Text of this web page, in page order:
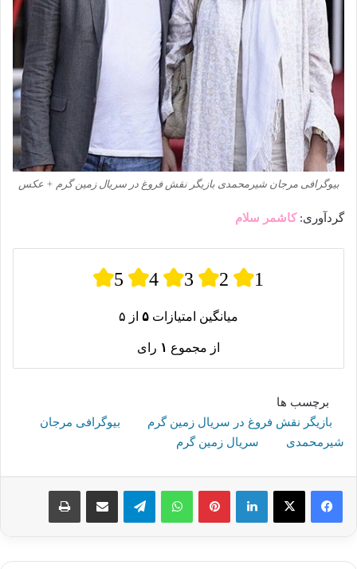
بیوگرافی مرجان شیرمحمدی بازیگر نقش فروغ در سریال زمین گرم + عکس
گردآوری:کاشمر سلام
5 4 3 2 1
میانگین امتیازات ۵ از ۵
از مجموع ۱ رای
برچسب ها
بازیگر نقش فروغ در سریال زمین گرم
بیوگرافی مرجان
شیرمحمدی
سریال زمین گرم
لینکدین پینترستواتس آپ تلگرام اشتراک گذاری از طریق ایمیل چاپ